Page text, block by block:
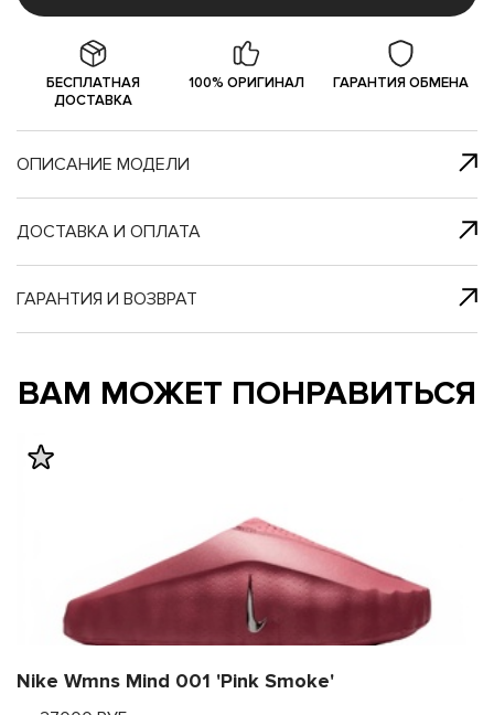
клик
и в
наш
БЕСПЛАТНАЯ
ДОСТАВКА
100% ОРИГИНАЛ ГАРАНТИЯ ОБМЕНА
ОПИСАНИЕ МОДЕЛИ
ДОСТАВКА И ОПЛАТА
ГАРАНТИЯ И ВОЗВРАТ
ВАМ МОЖЕТ ПОНРАВИТЬСЯ
Nike Wmns Mind 001 'Pink Smoke'
с нами
и в
наш